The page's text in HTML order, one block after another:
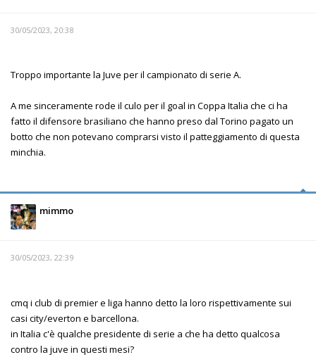
30/05/2023, 20:38
Troppo importante la Juve per il campionato di serie A.
A me sinceramente rode il culo per il goal in Coppa Italia che ci ha
fatto il difensore brasiliano che hanno preso dal Torino pagato un
botto che non potevano comprarsi visto il patteggiamento di questa
minchia.
mimmo
30/05/2023, 22:39
cmq i club di premier e liga hanno detto la loro rispettivamente sui
casi city/everton e barcellona.
in Italia c'è qualche presidente di serie a che ha detto qualcosa
contro la juve in questi mesi?